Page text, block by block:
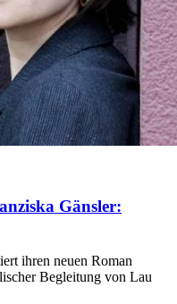
Gänsler:
ihren neuen Roman
Begleitung von Lau